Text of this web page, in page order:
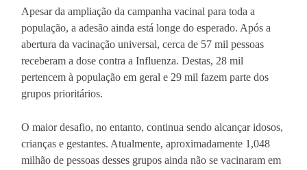
Apesar da ampliação da campanha vacinal para toda a
população, a adesão ainda está longe do esperado. Após a
abertura da vacinação universal, cerca de 57 mil pessoas
receberam a dose contra a Influenza. Destas, 28 mil
pertencem à população em geral e 29 mil fazem parte dos
grupos prioritários.
O maior desafio, no entanto, continua sendo alcançar idosos,
crianças e gestantes. Atualmente, aproximadamente 1,048
milhão de pessoas desses grupos ainda não se vacinaram em